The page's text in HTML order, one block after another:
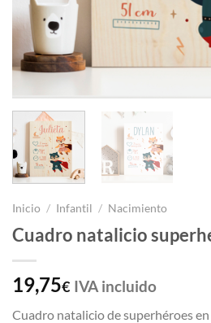
Inicio / Infantil / Nacimiento
Cuadro natalicio
19,75€ IVA incluido
Cuadro natalicio de superhéroes